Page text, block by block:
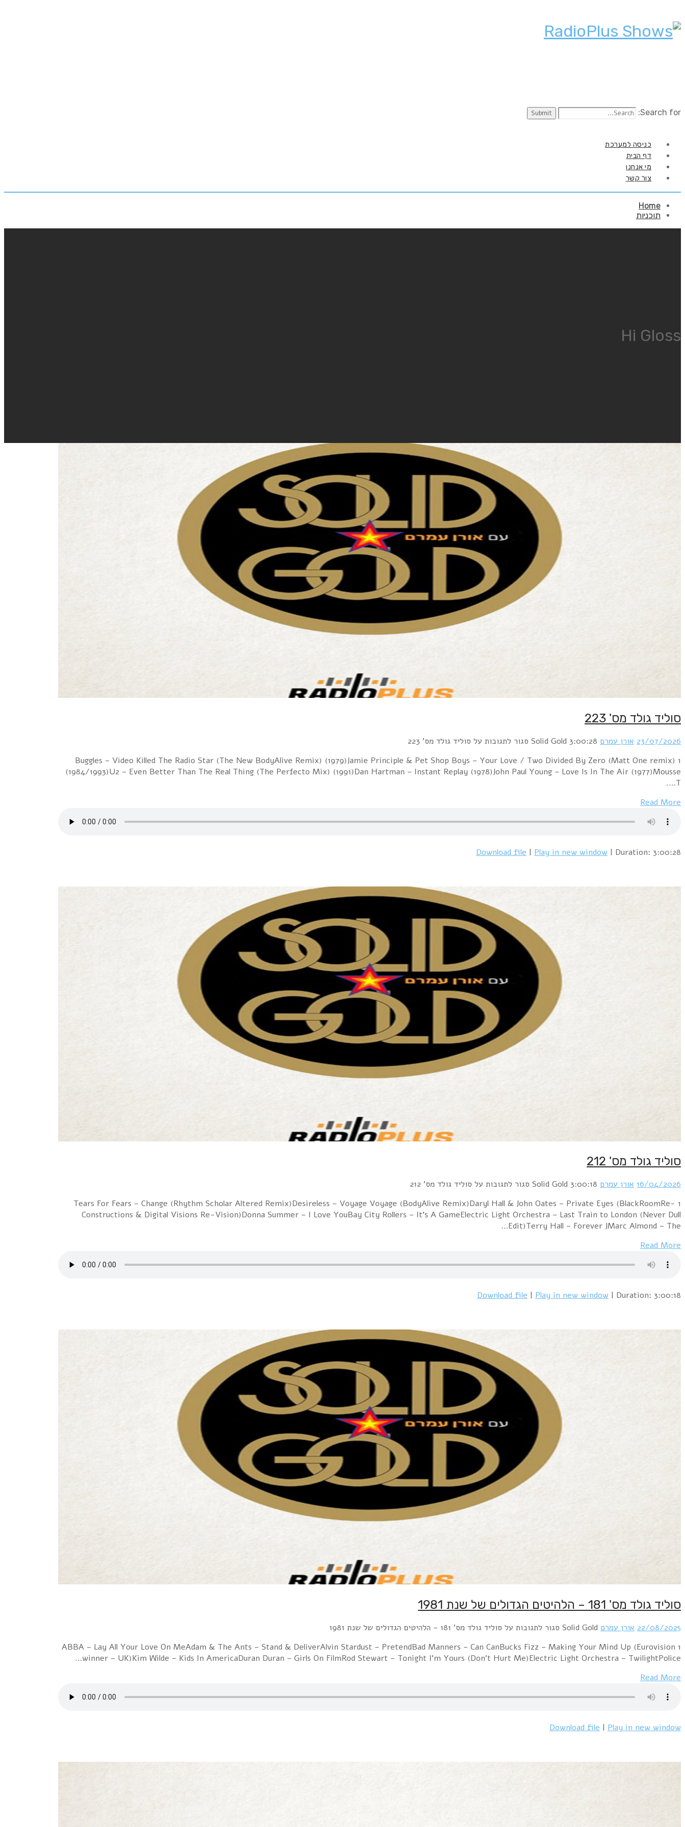
Search for:
כניסה למערכת
דף הבית
מי אנחנו
צור קשר
Home
תוכניות
Hi Gloss
סוליד גולד מס' 223
23/07/2026 אורן עמרם Solid Gold 3:00:28 סגור לתגובות על סוליד גולד מס' 223
1 Buggles – Video Killed The Radio Star (The New BodyAlive Remix) (1979)Jamie Principle & Pet Shop Boys – Your Love / Two Divided By Zero (Matt One remix)
(1984/1993)U2 – Even Better Than The Real Thing (The Perfecto Mix) (1991)Dan Hartman – Instant Replay (1978)John Paul Young – Love Is In The Air (1977)Mousse
T….
Read More
Download file | Play in new window | Duration: 3:00:28
סוליד גולד מס' 212
16/04/2026 אורן עמרם Solid Gold 3:00:18 סגור לתגובות על סוליד גולד מס' 212
1 Tears For Fears – Change (Rhythm Scholar Altered Remix)Desireless – Voyage Voyage (BodyAlive Remix)Daryl Hall & John Oates – Private Eyes (BlackRoomRe-
Constructions & Digital Visions Re-Vision)Donna Summer – I Love YouBay City Rollers – It's A GameElectric Light Orchestra – Last Train to London (Never Dull
Edit)Terry Hall – Forever JMarc Almond – The…
Read More
Download file | Play in new window | Duration: 3:00:18
סוליד גולד מס' 181 – הלהיטים הגדולים של שנת 1981
22/08/2025 אורן עמרם Solid Gold סגור לתגובות על סוליד גולד מס' 181 – הלהיטים הגדולים של שנת 1981
1 ABBA – Lay All Your Love On MeAdam & The Ants – Stand & DeliverAlvin Stardust – PretendBad Manners – Can CanBucks Fizz – Making Your Mind Up (Eurovision
winner – UK)Kim Wilde – Kids In AmericaDuran Duran – Girls On FilmRod Stewart – Tonight I'm Yours (Don't Hurt Me)Electric Light Orchestra – TwilightPolice…
Read More
Download file | Play in new window